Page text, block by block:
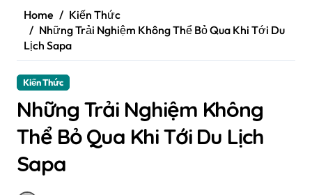
Home
Kiến Thức
Những Trải Nghiệm Không Thể Bỏ Qua Khi Tới Du
Lịch Sapa
Kiến Thức
Những Trải Nghiệm Không
Thể Bỏ Qua Khi Tới Du Lịch
Sapa